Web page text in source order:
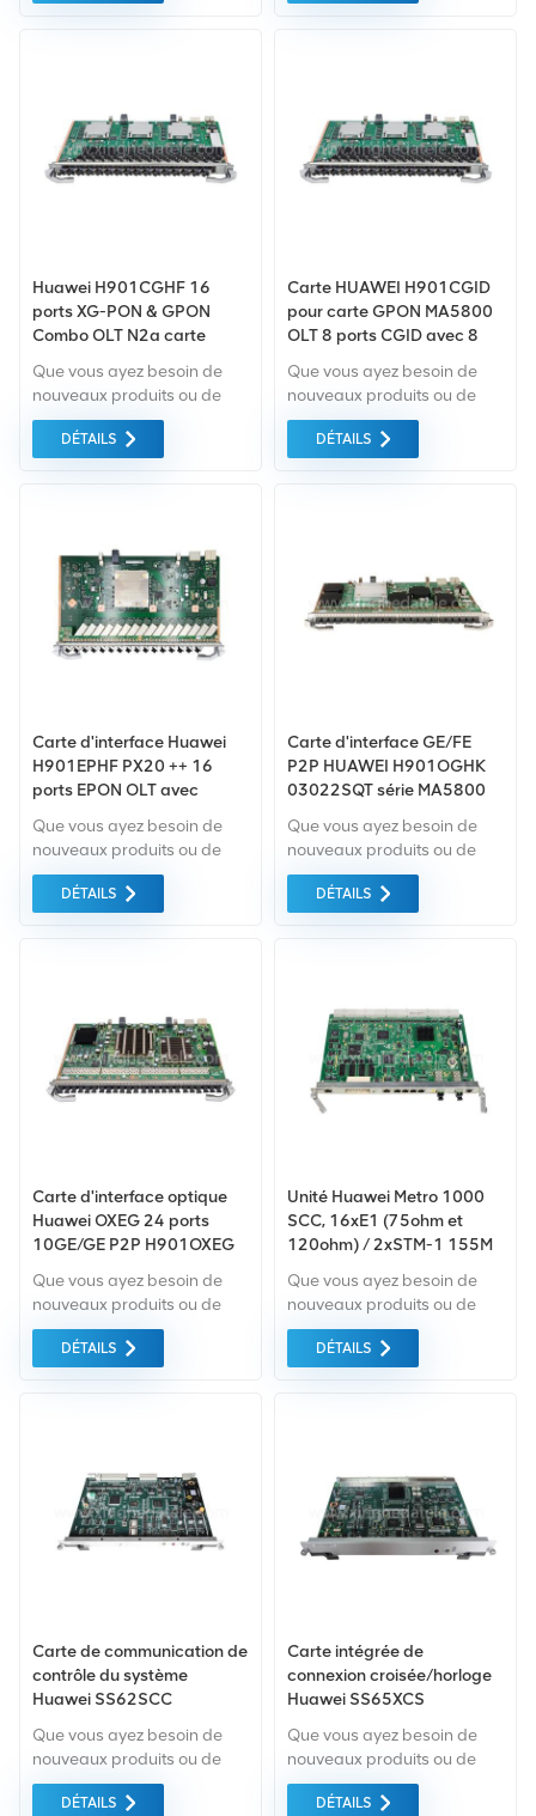
achetons uniquement des
meilleur prix possible.
achetons uniquement des
meilleur prix possible.
Huawei H901CGHF 16
ports XG-PON & GPON
Combo OLT N2a carte
H902CGHF
Que vous ayez besoin de
nouveaux produits ou de
produits rénovés, il faut une
approche globale Garantie
achetons uniquement des
qualité. Tout cela est fourni
au meilleur prix possible.
DÉTAILS
Carte HUAWEI H901CGID
pour carte GPON MA5800
OLT 8 ports CGID avec 8
Que vous ayez besoin de
nouveaux produits ou de
produits rénovés, il faut une
approche globale Garantie
achetons uniquement des
au meilleur prix possible.
DÉTAILS
Carte d'interface Huawei
H901EPHF PX20 ++ 16
ports EPON OLT avec
applicable à la série
Huawei MA5800
Que vous ayez besoin de
nouveaux produits ou de
produits rénovés, il faut une
approche globale Garantie
achetons uniquement des
. Tout cela est fourni au
meilleur prix possible.
DÉTAILS
Carte d'interface GE/FE
P2P HUAWEI H901OGHK
03022SQT série MA5800
Que vous ayez besoin de
nouveaux produits ou de
produits rénovés, il faut une
approche globale Garantie
achetons uniquement des
. Tout cela est fourni au
meilleur prix possible.
DÉTAILS
Carte d'interface optique
Huawei OXEG 24 ports
10GE/GE P2P H901OXEG
Que vous ayez besoin de
nouveaux produits ou de
produits rénovés, il faut une
approche globale Garantie
achetons uniquement des
. Tout cela est fourni au
meilleur prix possible.
DÉTAILS
Unité Huawei Metro 1000
SCC, 16xE1 (75ohm et
120ohm) / 2xSTM-1 155M
équipée de 2 modules S-
1.1 15km SFP
Que vous ayez besoin de
nouveaux produits ou de
produits rénovés, il faut une
approche globale Garantie
achetons uniquement des
. Tout cela est fourni au
meilleur prix possible.
DÉTAILS
Carte de communication de
contrôle du système
Huawei SS62SCC
Que vous ayez besoin de
nouveaux produits ou de
produits rénovés, il faut une
approche globale Garantie
DÉTAILS
Carte intégrée de
connexion croisée/horloge
Huawei SS65XCS
Metro3000
Que vous ayez besoin de
nouveaux produits ou de
produits rénovés, il faut une
approche globale Garantie
DÉTAILS